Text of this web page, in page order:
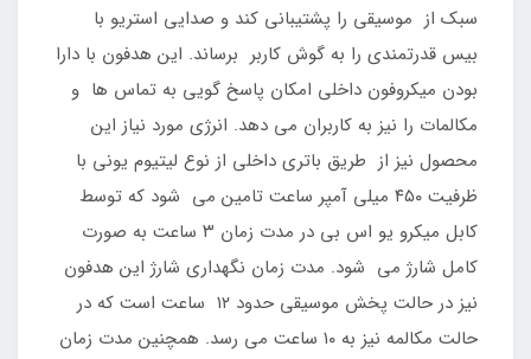
سبک از موسیقی را پشتیبانی کند و صدایی استریو با
بیس قدرتمندی را به گوش کاربر برساند. این هدفون با دارا
بودن میکروفون داخلی امکان پاسخ گویی به تماس ها و
مکالمات را نیز به کاربران می دهد. انرژی مورد نیاز این
محصول نیز از طریق باتری داخلی از نوع لیتیوم یونی با
ظرفیت ۴۵۰ میلی آمپر ساعت تامین می شود که توسط
کابل میکرو یو اس بی در مدت زمان ۳ ساعت به صورت
کامل شارژ می شود. مدت زمان نگهداری شارژ این هدفون
نیز در حالت پخش موسیقی حدود ۱۲ ساعت است که در
حالت مکالمه نیز به ۱۰ ساعت می رسد. همچنین مدت زمان